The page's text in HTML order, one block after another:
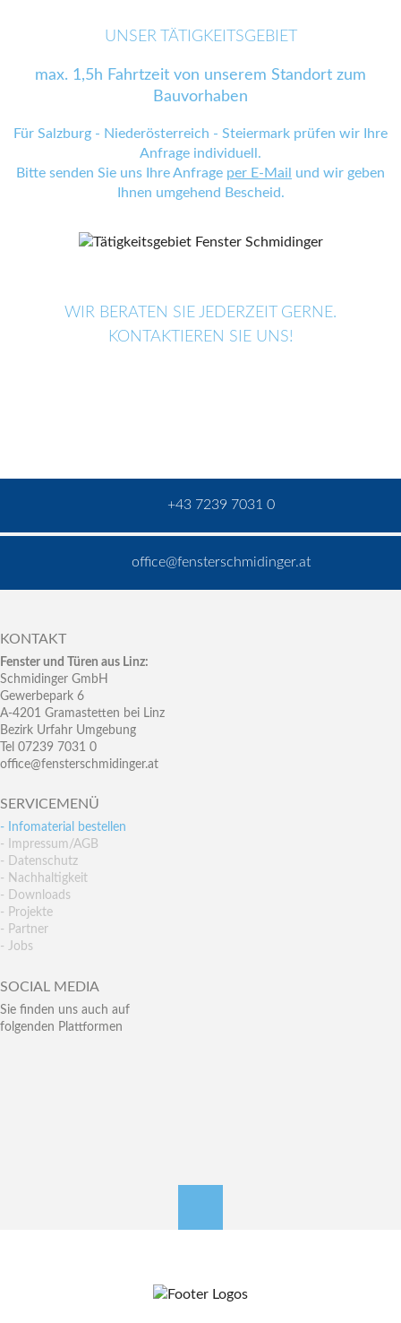
UNSER TÄTIGKEITSGEBIET
max. 1,5h Fahrtzeit von unserem Standort zum
Bauvorhaben
Für Salzburg - Niederösterreich - Steiermark prüfen wir Ihre
Anfrage individuell.
Bitte senden Sie uns Ihre Anfrage per E-Mail
und wir geben
Ihnen umgehend Bescheid.
WIR BERATEN SIE JEDERZEIT GERNE.
KONTAKTIEREN SIE UNS!
+43 7239 7031 0
office@fensterschmidinger.at
KONTAKT
Fenster und Türen aus Linz:
Schmidinger GmbH
Gewerbepark 6
A-4201 Gramastetten bei Linz
Bezirk Urfahr Umgebung
Tel 07239 7031 0
office@fensterschmidinger.at
SERVICEMENÜ
- Infomaterial bestellen
- Impressum/AGB
- Datenschutz
- Nachhaltigkeit
- Downloads
- Projekte
- Partner
- Jobs
SOCIAL MEDIA
Sie finden uns auch auf
folgenden Plattformen